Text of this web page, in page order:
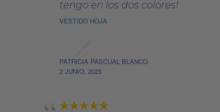
tengo en los dos colores!
VESTIDO HOJA
PATRICIA PASCUAL BLANCO
2 JUNIO, 2025